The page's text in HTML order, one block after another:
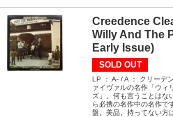
Creedence
Willy And The
Early Issue)
SOLD OUT
LP ： A- / A ： クリーデ
ァイヴァルの名作「ウィ
ズ」。何も言うことはな
ら必携の名作中の名作で
盤。美品。持ってない方